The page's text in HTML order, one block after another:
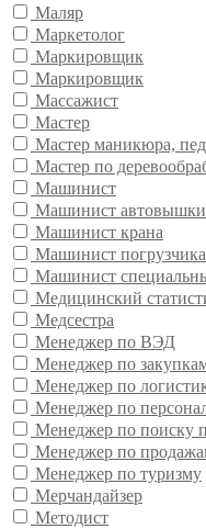
Маляр
Маркетолог
Маркировщик
Маркировщик
Массажист
Мастер
Мастер маникюра,
Мастер по
Машинист
Машинист автовышки
Машинист крана
Машинист погрузчика
Машинист
Медицинский
Медсестра
Менеджер по ВЭД
Менеджер по
Менеджер по
Менеджер по
Менеджер по поиску
Менеджер по
Менеджер по туризму
Мерчандайзер
Методист